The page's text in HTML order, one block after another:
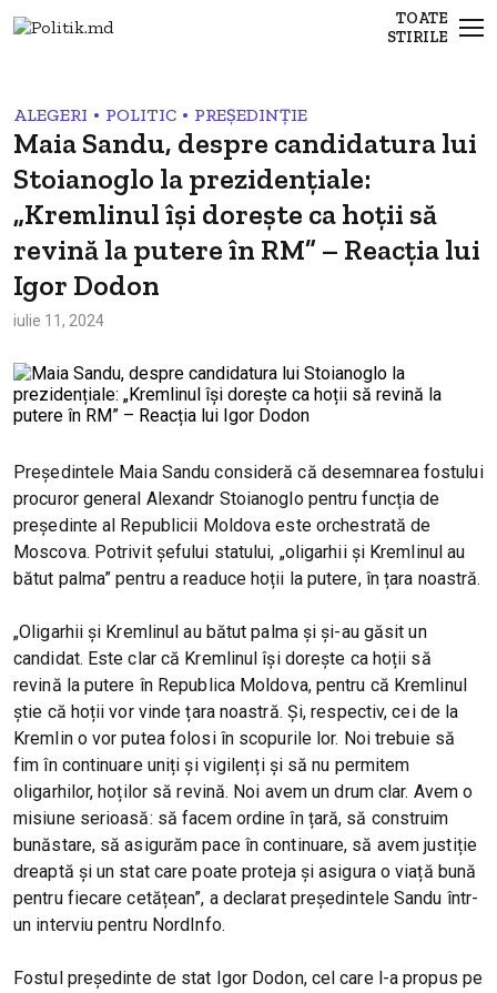
TOATE
STIRILE
ALEGERI • POLITIC • PREȘEDINȚIE
Maia Sandu, despre candidatura lui
Stoianoglo la prezidențiale:
„Kremlinul își dorește ca hoții să
revină la putere în RM” – Reacția lui
Igor Dodon
iulie 11, 2024
Președintele Maia Sandu consideră că desemnarea fostului
procuror general Alexandr Stoianoglo pentru funcția de
președinte al Republicii Moldova este orchestrată de
Moscova. Potrivit șefului statului, „oligarhii și Kremlinul au
bătut palma” pentru a readuce hoții la putere, în țara noastră.
„Oligarhii și Kremlinul au bătut palma și și-au găsit un
candidat. Este clar că Kremlinul își dorește ca hoții să
revină la putere în Republica Moldova, pentru că Kremlinul
știe că hoții vor vinde țara noastră. Și, respectiv, cei de la
Kremlin o vor putea folosi în scopurile lor. Noi trebuie să
fim în continuare uniți și vigilenți și să nu permitem
oligarhilor, hoților să revină. Noi avem un drum clar. Avem o
misiune serioasă: să facem ordine în țară, să construim
bunăstare, să asigurăm pace în continuare, să avem justiție
dreaptă și un stat care poate proteja și asigura o viață bună
pentru fiecare cetățean”, a declarat președintele Sandu într-
un interviu pentru NordInfo.
Fostul președinte de stat Igor Dodon, cel care l-a propus pe